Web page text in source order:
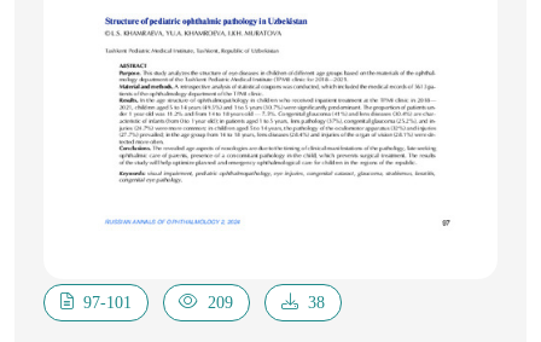
Когнитивная карта
концепта «сердце» была сделана на базе структуры
концепта,
приведенного учеными-когнитивистами.
Актуальность темы
работы обусловлена тем, что работа выполнена в
антропоцентрического лингвистического
когнитивной лингвистики и значимостью
сравнительносопоставительного изучения языков с
97-101 209 38